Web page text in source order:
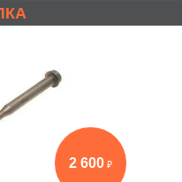
2 600